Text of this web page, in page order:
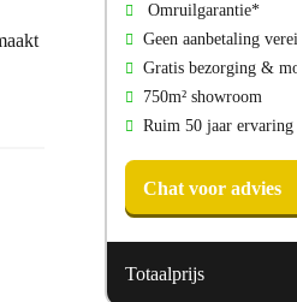
Omruilgarantie*
Geen aanbetaling
Gratis bezorging &
750m² showroom
Ruim 50 jaar ervaring
Chat voor advies
Totaalprijs